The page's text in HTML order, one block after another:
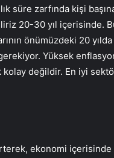
süre zarfında kişi
20-30 yıl içerisinde.
önümüzdeki 20
Yüksek
kolay değildir. En iyi
ekonomi içerisinde